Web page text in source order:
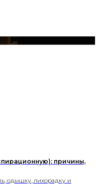
причины,
одышку, лихорадку и